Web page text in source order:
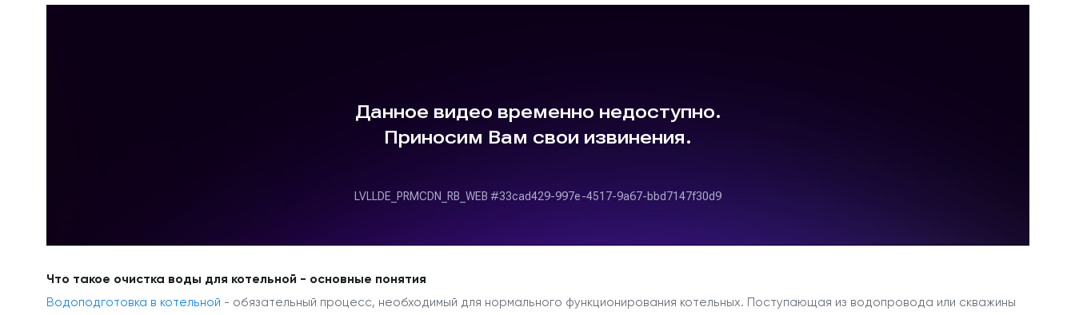
Что такое очистка воды для котельной - основные понятия
Водоподготовка в котельной - обязательный процесс, необходимый для нормального функционирования котельных. Поступающая из водопровода или скважины